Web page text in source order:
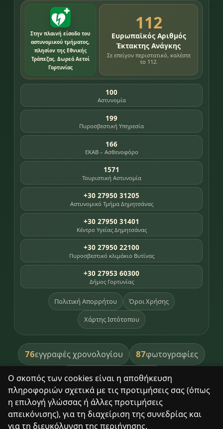
Ο σκοπός των cookies είναι η αποθήκευση
πληροφοριών σχετικά με τις προτιμήσεις σας (όπως
η επιλογή γλώσσας ή άλλες προτιμήσεις
απεικόνισης), για τη διαχείριση της συνεδρίας και
για τη διευκόλυνση της περιήγησης.
Στην πλαινή είσοδο του
αστυνομικού τμήματος,
πλησίον της Εθνικής
Τράπεζας. Δωρεά Αετοί
Γορτυνίας
112
Ευρωπαϊκός Αριθμός
Έκτακτης Ανάγκης
Σε επείγον περιστατικό, καλέστε
το 112.
100
Αστυνομία
199
Πυροσβεστική Υπηρεσία
166
ΕΚΑΒ – Ασθενοφόρο
1571
Τουριστική Αστυνομία
+30 27950 31205
Αστυνομικό Τμήμα Δημητσάνας
+30 27950 31401
Κέντρο Υγείας Δημητσάνας
+30 27950 22100
Πυροσβεστικό κλιμάκιο Βυτίνας
+30 27953 60300
Δήμος Γορτυνίας
Πολιτική Απορρήτου Όροι Χρήσης
Χάρτης Ιστότοπου
76εγγραφές χρονολογίου 87φωτογραφίες
391βιβλία βιβλιοθήκης
8σημεία κληρονομιάς